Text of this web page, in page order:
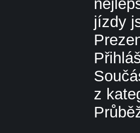
jízdy
z